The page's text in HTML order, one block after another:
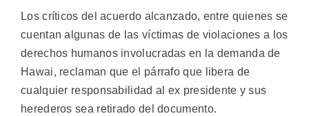
Los críticos del acuerdo alcanzado, entre quienes se
cuentan algunas de las víctimas de violaciones a los
derechos humanos involucradas en la demanda de
Hawai, reclaman que el párrafo que libera de
cualquier responsabilidad al ex presidente y sus
herederos sea retirado del documento.